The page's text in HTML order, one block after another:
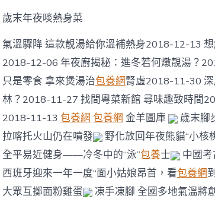
歲末年夜啖熱身菜
氣溫驟降 這款靚湯給你溫補熱身2018-12-13
2018-12-06 年夜廚揭秘：進冬若何燉靚湯？
只是零食 拿來煲湯治包養網腎虛2018-11-30 深
林？2018-11-27 找間粵菜新館 尋味趣致時間
2018-11-13 包養網 包養網 金羊圖庫 歲末腳
拉喀托火山仍在噴發
野化放回年夜熊貓“小核
全平易近健身——冷冬中的“泳”包養士
中國考
西班牙迎來一年一度“面小姑娘昂首，看包養網
大眾互擲面粉雞蛋
凍手凍腳 全國多地氣溫將